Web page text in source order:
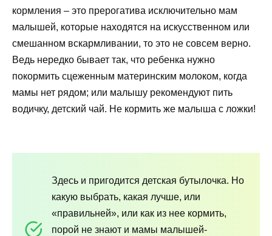
кормления – это прерогатива исключительно мам
малышей, которые находятся на искусственном или
смешанном вскармливании, то это не совсем верно.
Ведь нередко бывает так, что ребенка нужно
покормить сцеженным материнским молоком, когда
мамы нет рядом; или малышу рекомендуют пить
водичку, детский чай. Не кормить же малыша с ложки!
Здесь и пригодится детская бутылочка. Но
какую выбрать, какая лучше, или
«правильней», или как из нее кормить,
порой не знают и мамы малышей-